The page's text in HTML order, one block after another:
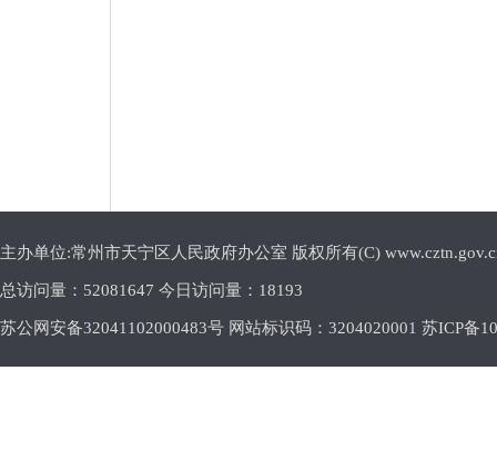
主办单位:常州市天宁区人民政府办公室 版权所有(C)
总访问量： 52081647 今日访问量： 18193
苏公网安备32041102000483号 网站标识码：3204020001 苏ICP备